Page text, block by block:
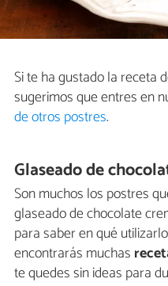
Si te ha gustado la receta
sugerimos que entres en
de otros postres.
Glaseado de
Son muchos los postres
glaseado de chocolate
para saber en qué
encontrarás muchas
te quedes sin ideas para